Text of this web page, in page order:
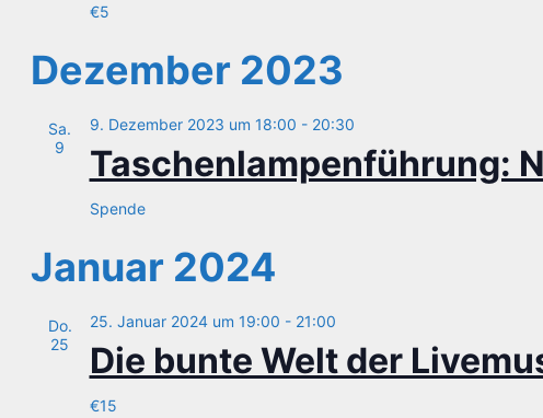
€5
Dezember 2023
Sa.
9
Taschen­lam­pen­füh­rung:
9. Dezember 2023 um 18:00 - 20:30
Spende
Januar 2024
Do.
25
Die bun­te Welt der
25. Januar 2024 um 19:00 - 21:00
€15